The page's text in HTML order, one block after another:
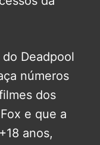
Deadpool
números
dos
e que a
anos,